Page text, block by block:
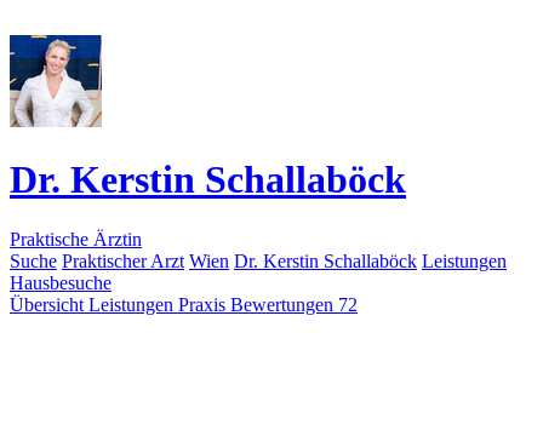
Dr. Kerstin Schallaböck
Praktische Ärztin
Suche Praktischer Arzt Wien Dr. Kerstin Schallaböck Leistungen
Hausbesuche
Übersicht Leistungen Praxis Bewertungen 72